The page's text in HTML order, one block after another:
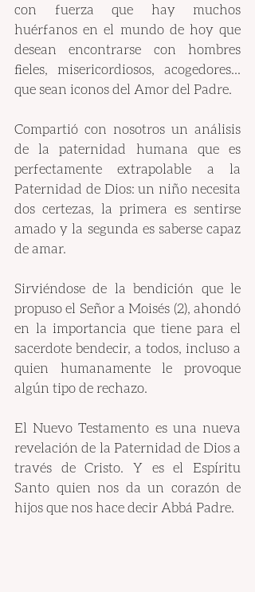
con fuerza que hay muchos
huérfanos en el mundo de hoy que
desean encontrarse con hombres
fieles, misericordiosos, acogedores...
que sean iconos del Amor del Padre.
Compartió con nosotros un análisis
de la paternidad humana que es
perfectamente extrapolable a la
Paternidad de Dios: un niño necesita
dos certezas, la primera es sentirse
amado y la segunda es saberse capaz
de amar.
Sirviéndose de la bendición que le
propuso el Señor a Moisés (2), ahondó
en la importancia que tiene para el
sacerdote bendecir, a todos, incluso a
quien humanamente le provoque
algún tipo de rechazo.
El Nuevo Testamento es una nueva
revelación de la Paternidad de Dios a
través de Cristo. Y es el Espíritu
Santo quien nos da un corazón de
hijos que nos hace decir Abbá Padre.